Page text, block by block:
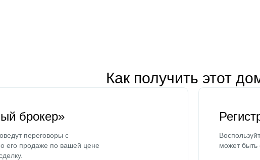
Как получить этот
брокер»
переговоры с
его продаже по вашей цене
может быть